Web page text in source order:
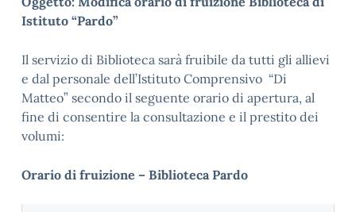
Istituto “Pardo”
Il servizio di Biblioteca sarà fruibile da tutti gli allievi
e dal personale dell’Istituto Comprensivo “Di
Matteo” secondo il seguente orario di apertura, al
fine di consentire la consultazione e il prestito dei
volumi:
Orario di fruizione – Biblioteca Pardo